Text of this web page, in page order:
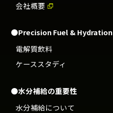
会社概要
●Precision Fuel & Hydration
電解質飲料
ケーススタディ
●水分補給の重要性
水分補給について